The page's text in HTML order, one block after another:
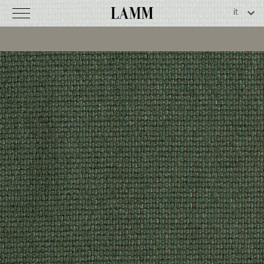
Trevi
CS
C
o
d
.
7
7
-
7
0
2
0